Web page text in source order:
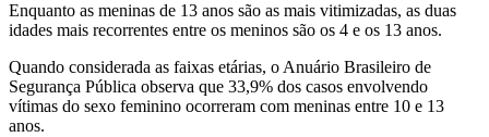
Enquanto as meninas de 13 anos são as mais vitimizadas, as duas
idades mais recorrentes entre os meninos são os 4 e os 13 anos.
Quando considerada as faixas etárias, o Anuário Brasileiro de
Segurança Pública observa que 33,9% dos casos envolvendo
vítimas do sexo feminino ocorreram com meninas entre 10 e 13
anos.